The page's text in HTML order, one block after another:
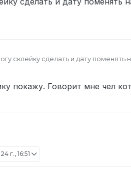
который выдал наказание
сказал ему что я его мать ебал и
наказания (если выдано
после снятия наказания): За токс на разборках сорян,
склейку сделать и дату
покажу. Говорит мне чел
г., 16:51